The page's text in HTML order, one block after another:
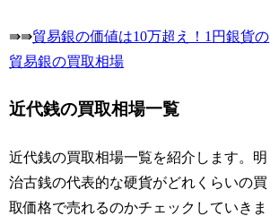
⇛⇛貿易銀の価値は10万超え！1円銀貨の
貿易銀の買取相場
近代銭の買取相場一覧
近代銭の買取相場一覧を紹介します。明
治古銭の代表的な硬貨がどれくらいの買
取価格で売れるのかチェックしていきま